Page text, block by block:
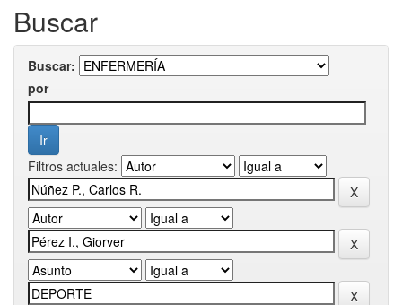
Buscar
Buscar:
por
Filtros actuales: